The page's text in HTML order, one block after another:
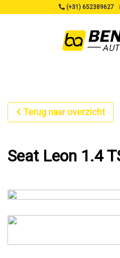
(+31) 652389627
Terug naar overzicht
Seat Leon 1.4